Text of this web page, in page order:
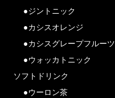
●ジントニック
●カシスオレンジ
●カシスグレープフルーツ
●ウォッカトニック
ソフトドリンク
●ウーロン茶